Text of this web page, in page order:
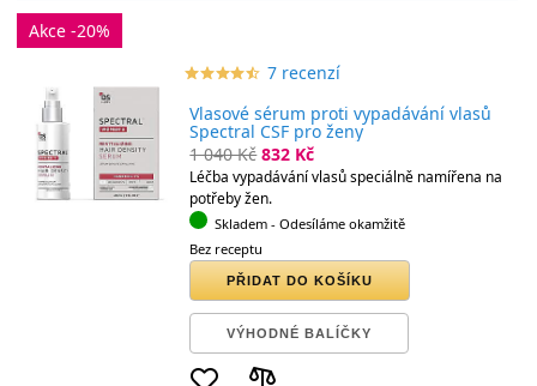
Akce -20%
star_borderstar_borderstar_borderstar_borderstar_border
starstarstarstarstar 7 recenzí
Vlasové sérum proti vypadávání vlasů
Spectral CSF pro ženy
1 040 Kč 832 Kč
Léčba vypadávání vlasů speciálně namířena na
potřeby žen.
Skladem - Odesíláme okamžitě
Bez receptu
PŘIDAT DO KOŠÍKU
VÝHODNÉ BALÍČKY